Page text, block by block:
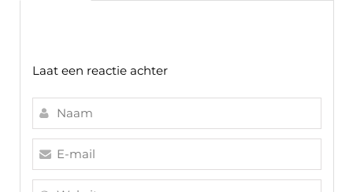
Laat een reactie achter